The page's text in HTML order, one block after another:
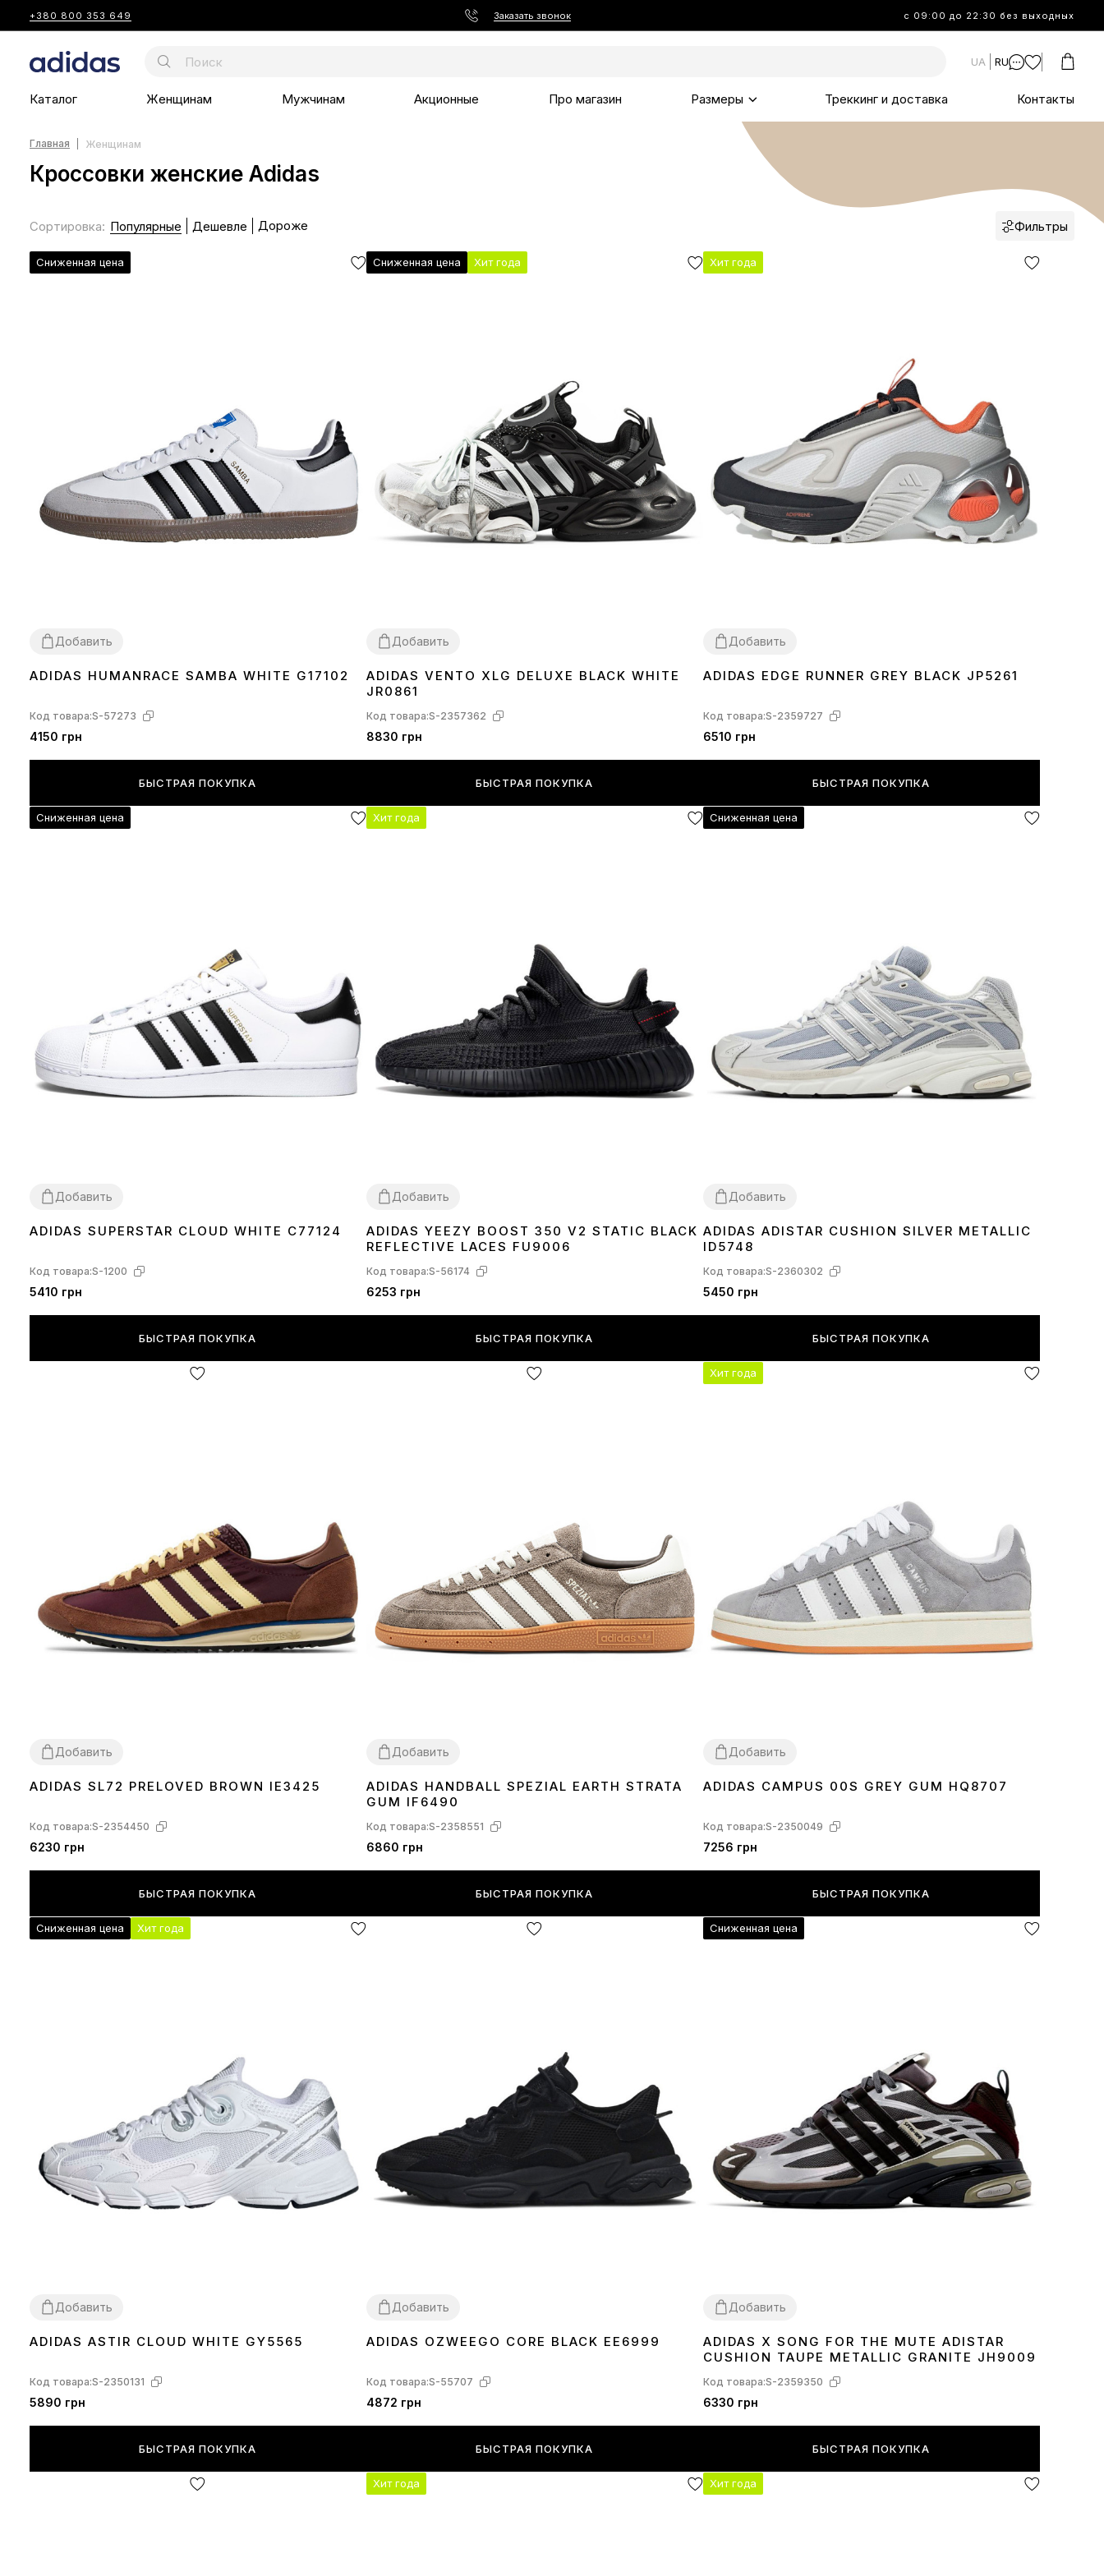
+380 800 353 649 Заказать звонок с 09:00 до 22:30 без выходных
UA RU
Каталог Женщинам Мужчинам Акционные Про магазин Размеры Треккинг и доставка Контакты
Главная Женщинам
Кроссовки женские Adidas
Сортировка: Популярные Дешевле Дороже Фильтры
Сниженная цена
Добавить
36 3738 39 404142434445
ADIDAS HUMANRACE SAMBA WHITE G17102
Код товара:S-57273
4150 грн
БЫСТРАЯ ПОКУПКА
Сниженная цена Хит года
Добавить
36 3738 39 4041424344
ADIDAS VENTO XLG DELUXE BLACK WHITE
JR0861
Код товара:S-2357362
8830 грн
БЫСТРАЯ ПОКУПКА
Хит года
Добавить
36 3738 39 40414243 44
ADIDAS EDGE RUNNER GREY BLACK JP5261
Код товара:S-2359727
6510 грн
БЫСТРАЯ ПОКУПКА
Сниженная цена
Добавить
36 3738 40 41 424344 45
ADIDAS SUPERSTAR CLOUD WHITE C77124
Код товара:S-1200
5410 грн
БЫСТРАЯ ПОКУПКА
Хит года
Добавить
36 3738 39 404142 43 444546
ADIDAS YEEZY BOOST 350 V2 STATIC BLACK
REFLECTIVE LACES FU9006
Код товара:S-56174
6253 грн
БЫСТРАЯ ПОКУПКА
Сниженная цена
Добавить
4142434445
ADIDAS ADISTAR CUSHION SILVER METALLIC
ID5748
Код товара:S-2360302
5450 грн
БЫСТРАЯ ПОКУПКА
Добавить
36 3738 39 41 42 43 4445
ADIDAS SL72 PRELOVED BROWN IE3425
Код товара:S-2354450
6230 грн
БЫСТРАЯ ПОКУПКА
Добавить
36 3738 394041424345
ADIDAS HANDBALL SPEZIAL EARTH STRATA
GUM IF6490
Код товара:S-2358551
6860 грн
БЫСТРАЯ ПОКУПКА
Хит года
Добавить
36 3738 394041 4344 45
ADIDAS CAMPUS 00S GREY GUM HQ8707
Код товара:S-2350049
7256 грн
БЫСТРАЯ ПОКУПКА
Сниженная цена Хит года
Добавить
36 3738 3940 41 43 4445
ADIDAS ASTIR CLOUD WHITE GY5565
Код товара:S-2350131
5890 грн
БЫСТРАЯ ПОКУПКА
Добавить
36 3738 3940 4344 45
ADIDAS OZWEEGO CORE BLACK EE6999
Код товара:S-55707
4872 грн
БЫСТРАЯ ПОКУПКА
Сниженная цена
Добавить
40 4142434445
ADIDAS X SONG FOR THE MUTE ADISTAR
CUSHION TAUPE METALLIC GRANITE JH9009
Код товара:S-2359350
6330 грн
БЫСТРАЯ ПОКУПКА
Хит года Хит года